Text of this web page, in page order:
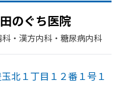
のぐち医院
・​漢方内科・​糖尿病内科
北１丁目１２番１号１